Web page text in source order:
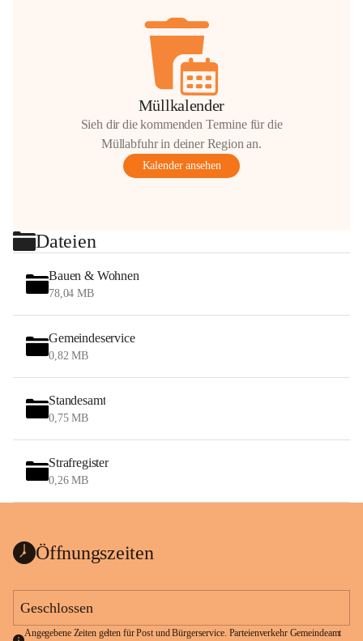
Müllkalender
Sieh dir die kommenden Termine für die
Müllabfuhr in deiner Region an.
Kalender ansehen
Dateien
Bauen & Wohnen
78,04 MB
Gemeindeservice
0,82 MB
Standesamt
0,75 MB
Strafregister
0,26 MB
Öffnungszeiten
Geschlossen
Angegebene Zeiten gelten für Post und Bürgerservice. Parteienverkehr Gemeindeamt